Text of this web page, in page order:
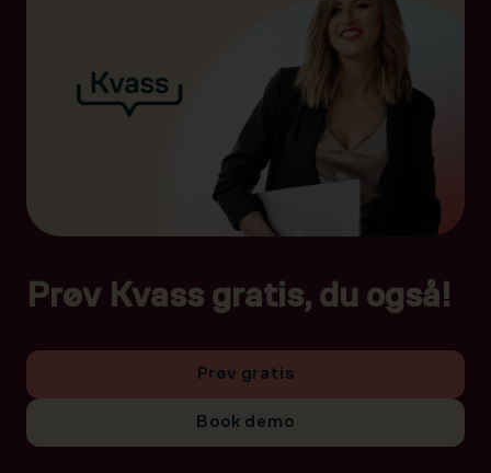
Prøv Kvass gratis, du også!
Prøv gratis
Book demo